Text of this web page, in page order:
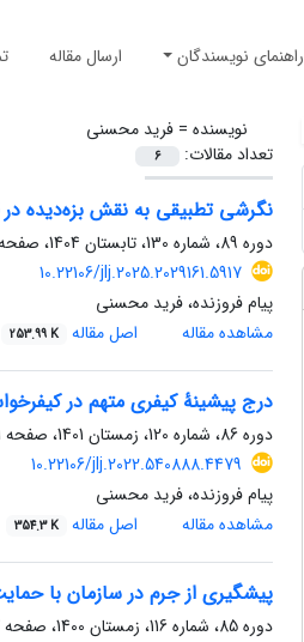
راهنمای نویسندگان ارسال مقاله
نویسنده =فرید محسنی
تعداد مقالات:
6
نگرشی تطبیقی به نقش بزه‌دیده
دوره 89، شماره 130، تابستان 1404، صفحه
10.22106/jlj.2025.2029161.5917
پیام فروزنده، فرید محسنی
مشاهده مقاله
اصل مقاله 253.99 K
درج پیشینۀ کیفری متهم در
دوره 86، شماره 120، زمستان 1401، صفحه
10.22106/jlj.2022.540888.4479
پیام فروزنده، فرید محسنی
مشاهده مقاله
اصل مقاله 354.3 K
پیشگیری از جرم در ‌سازمان با
دوره 85، شماره 116، زمستان 1400، صفحه